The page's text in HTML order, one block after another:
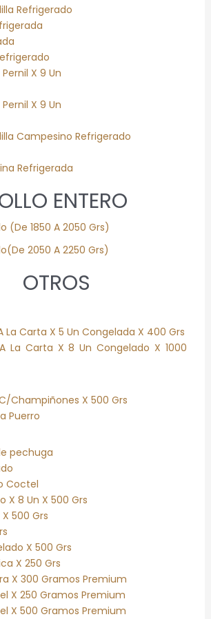
Refrigerado
X 9 Un
X 9 Un
Campesino Refrigerado
Refrigerada
ENTERO
(De 1850 A 2050 Grs)
(De 2050 A 2250 Grs)
OTROS
La Carta X 5 Un Congelada X 400 Grs
La Carta X 8 Un Congelado X 1000
Champiñones X 500 Grs
Puerro
pechuga
Coctel
X 8 Un X 500 Grs
500 Grs
X 500 Grs
X 250 Grs
X 300 Gramos Premium
X 250 Gramos Premium
X 500 Gramos Premium